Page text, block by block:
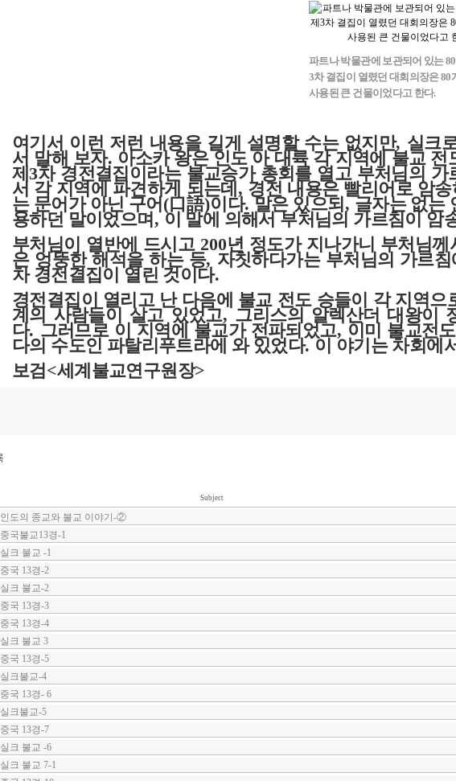
파트나 박물관에 보관되어 있는
3차 결집이 열렸던 대회의장은 80
사용된 큰 건물이었다고 한다.
여기서 이런 저런 내용을 길게 설명할 수는 없지만, 실크
서 말해 보자. 아소카 왕은 인도 아 대륙 각 지역에 불교 전
제3차 경전결집이라는 불교승가 총회를 열고 부처님의 가
서 각 지역에 파견하게 되는데 , 경전 내용은 빨리어로 암
는 문어가 아닌 구어 (口語)이다. 말은 있으되 , 글자는 없는
용하던 말이었으며 , 이 말에 의해서 부처님의 가르침이 암
부처님이 열반에 드시고 200년 정도가 지나가니 부처님
은 엉뚱한 해석을 하는 등, 자칫하다가는 부처님의 가르
차 경전결집이 열린 것이다.
경전결집이 열리고 난 다음에 불교 전도 승들이 각 지역으
계의 사람들이 살고 있었고, 그리스의 알렉산더 대왕이
다. 그러므로 이 지역에 불교가 전파되었고, 이미 불교전
다의 수도인 파탈리푸트라에 와 있었다. 이 야기는 차회에
보검<세계불교연구원장>
Subject
인도의 종교와 불교 이야기-②
중국불교13경-1
실크 불교 -1
중국 13경-2
실크 불교-2
중국 13경-3
중국 13경-4
실크 불교 3
중국 13경-5
실크불교-4
중국 13경- 6
실크불교-5
중국 13경-7
실크 불교 -6
실크 불교 7-1